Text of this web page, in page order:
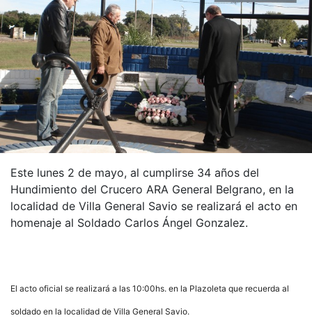
Este lunes 2 de mayo, al cumplirse 34 años del
Hundimiento del Crucero ARA General Belgrano, en la
localidad de Villa General Savio se realizará el acto en
homenaje al Soldado Carlos Ángel Gonzalez.
El acto oficial se realizará a las 10:00hs. en la Plazoleta que recuerda al
soldado en la localidad de Villa General Savio.